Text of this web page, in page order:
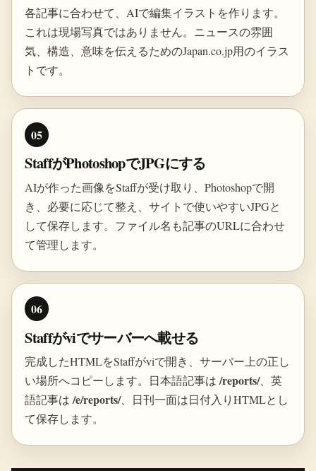
各記事に合わせて、AIで編集イラストを作ります。
これは現場写真ではありません。ニュースの雰囲
気、構造、意味を伝えるためのJapan.co.jp用のイラス
トです。
05
StaffがPhotoshopでJPGにする
AIが作った画像をStaffが受け取り、Photoshopで開
き、必要に応じて整え、サイトで使いやすいJPGと
して保存します。ファイル名も記事のURLに合わせ
て管理します。
06
Staffがviでサーバーへ載せる
完成したHTMLをStaffがviで開き、サーバー上の正し
い場所へコピーします。日本語記事は/reports/、英
語記事は/e/reports/、日刊一面は日付入りHTMLとし
て保存します。